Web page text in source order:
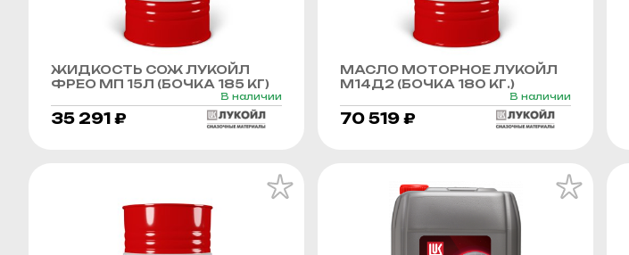
ЖИДКОСТЬ СОЖ ЛУКОЙЛ
ФРЕО МП 15Л (БОЧКА 185 КГ)
В наличии
35 291 ₽
МАСЛО МОТОРНОЕ ЛУКОЙЛ
М14Д2 (БОЧКА 180 КГ.)
В наличии
70 519 ₽